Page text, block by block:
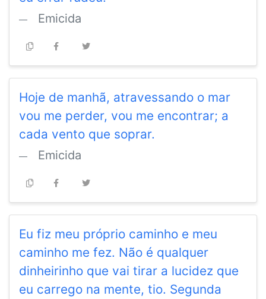
Emicida
Hoje de manhã, atravessando o mar
vou me perder, vou me encontrar; a
cada vento que soprar.
Emicida
Eu fiz meu próprio caminho e meu
caminho me fez. Não é qualquer
dinheirinho que vai tirar a lucidez que
eu carrego na mente, tio. Segunda